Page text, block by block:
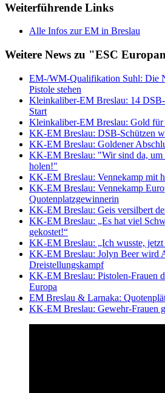
Weiterführende Links
Alle Infos zur EM in Breslau
Weitere News zu "ESC
EM-/WM-Qualifikation Suhl: Die
Pistole stehen
Kleinkaliber-EM Breslau: 14
Start
Kleinkaliber-EM Breslau: Gold für
KK-EM Breslau: DSB-Schützen
KK-EM Breslau: Goldener
KK-EM Breslau: "Wir sind da, um
holen!"
KK-EM Breslau: Vennekamp mit
KK-EM Breslau: Vennekamp
Quotenplatzgewinnerin
KK-EM Breslau: Geis versilbert
KK-EM Breslau: „Es hat viel
gekostet!“
KK-EM Breslau: „Ich wusste,
KK-EM Breslau: Jolyn Beer wird
Dreistellungskampf
KK-EM Breslau: Pistolen-Frauen
Europa
EM Breslau & Larnaka:
KK-EM Breslau: Gewehr-Frauen